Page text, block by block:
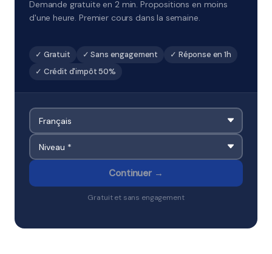
Demande gratuite en 2 min. Propositions en moins
d'une heure. Premier cours dans la semaine.
✓ Gratuit ✓ Sans engagement
✓ Réponse en 1h
✓ Crédit d'impôt 50%
Continuer →
Gratuit et sans engagement